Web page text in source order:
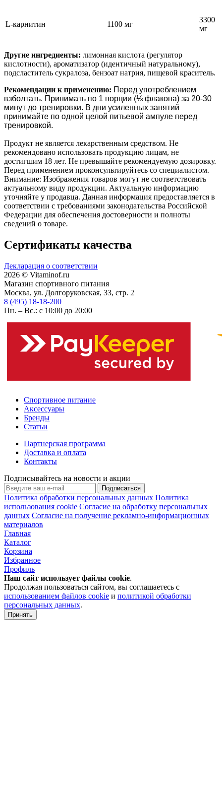
L-карнитин 1100 мг
3300
мг
Другие ингредиенты: лимонная кислота (регулятор
кислотности), ароматизатор (идентичный натуральному),
подсластитель сукралоза, бензоат натрия, пищевой краситель.
Рекомендации к применению: Перед употреблением
взболтать. Принимать по 1 порции (⅓ флакона) за 20-30
минут до тренировки. В дни усиленных занятий
принимайте по одной целой питьевой ампуле перед
тренировкой.
Продукт не является лекарственным средством. Не
рекомендовано использовать продукцию лицам, не
достигшим 18 лет. Не превышайте рекомендуемую дозировку.
Перед применением проконсультируйтесь со специалистом.
Внимание: Изображения товаров могут не соответствовать
актуальному виду продукции. Актуальную информацию
уточняйте у продавца. Данная информация предоставляется в
соответствии с требованиями законодательства Российской
Федерации для обеспечения достоверности и полноты
сведений о товаре.
Сертификаты качества
Декларация о соответствии
2026 © Vitaminof.ru
Магазин спортивного питания
Москва, ул. Долгоруковская, 33, стр. 2
8 (495) 18-18-200
Пн. – Вс.: с 10:00 до 20:00
Спортивное питание
Аксессуары
Бренды
Статьи
Партнерская программа
Доставка и оплата
Контакты
Подписывайтесь на новости и акции
Подписаться
Политика обработки персональных данных Политика
использования cookie Согласие на обработку персональных
данных Согласие на получение рекламно-информационных
материалов
Главная
Каталог
Корзина
Избранное
Профиль
Наш сайт использует файлы cookie.
Продолжая пользоваться сайтом, вы соглашаетесь с
использованием файлов cookie и политикой обработки
персональных данных.
Принять